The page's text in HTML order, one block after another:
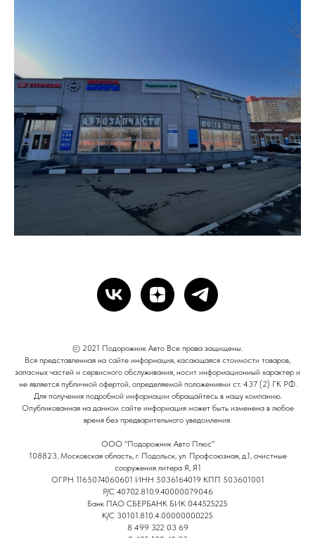
© 2021 Подорожник Авто Все права защищены.
Вся представленная на сайте информация, касающаяся стоимости товаров,
запасных частей и сервисного обслуживания, носит информационный характер и
не является публичной офертой, определяемой положениями ст. 437 (2) ГК РФ.
Для получения подробной информации обращайтесь в нашу компанию.
Опубликованная на данном сайте информация может быть изменена в любое
время без предварительного уведомления.
ООО "Подорожник Авто Плюс"
108823, Московская область, г. Подольск, ул. Профсоюзная, д.1, очистные
сооружения литера Я, Я1
ОГРН 1165074060601 ИНН 5036164019 КПП 503601001
Р/С 40702.810.9.40000079046
Банк ПАО СБЕРБАНК БИК 044525225
К/С 30101.810.4.00000000225
8 499 322 03 69